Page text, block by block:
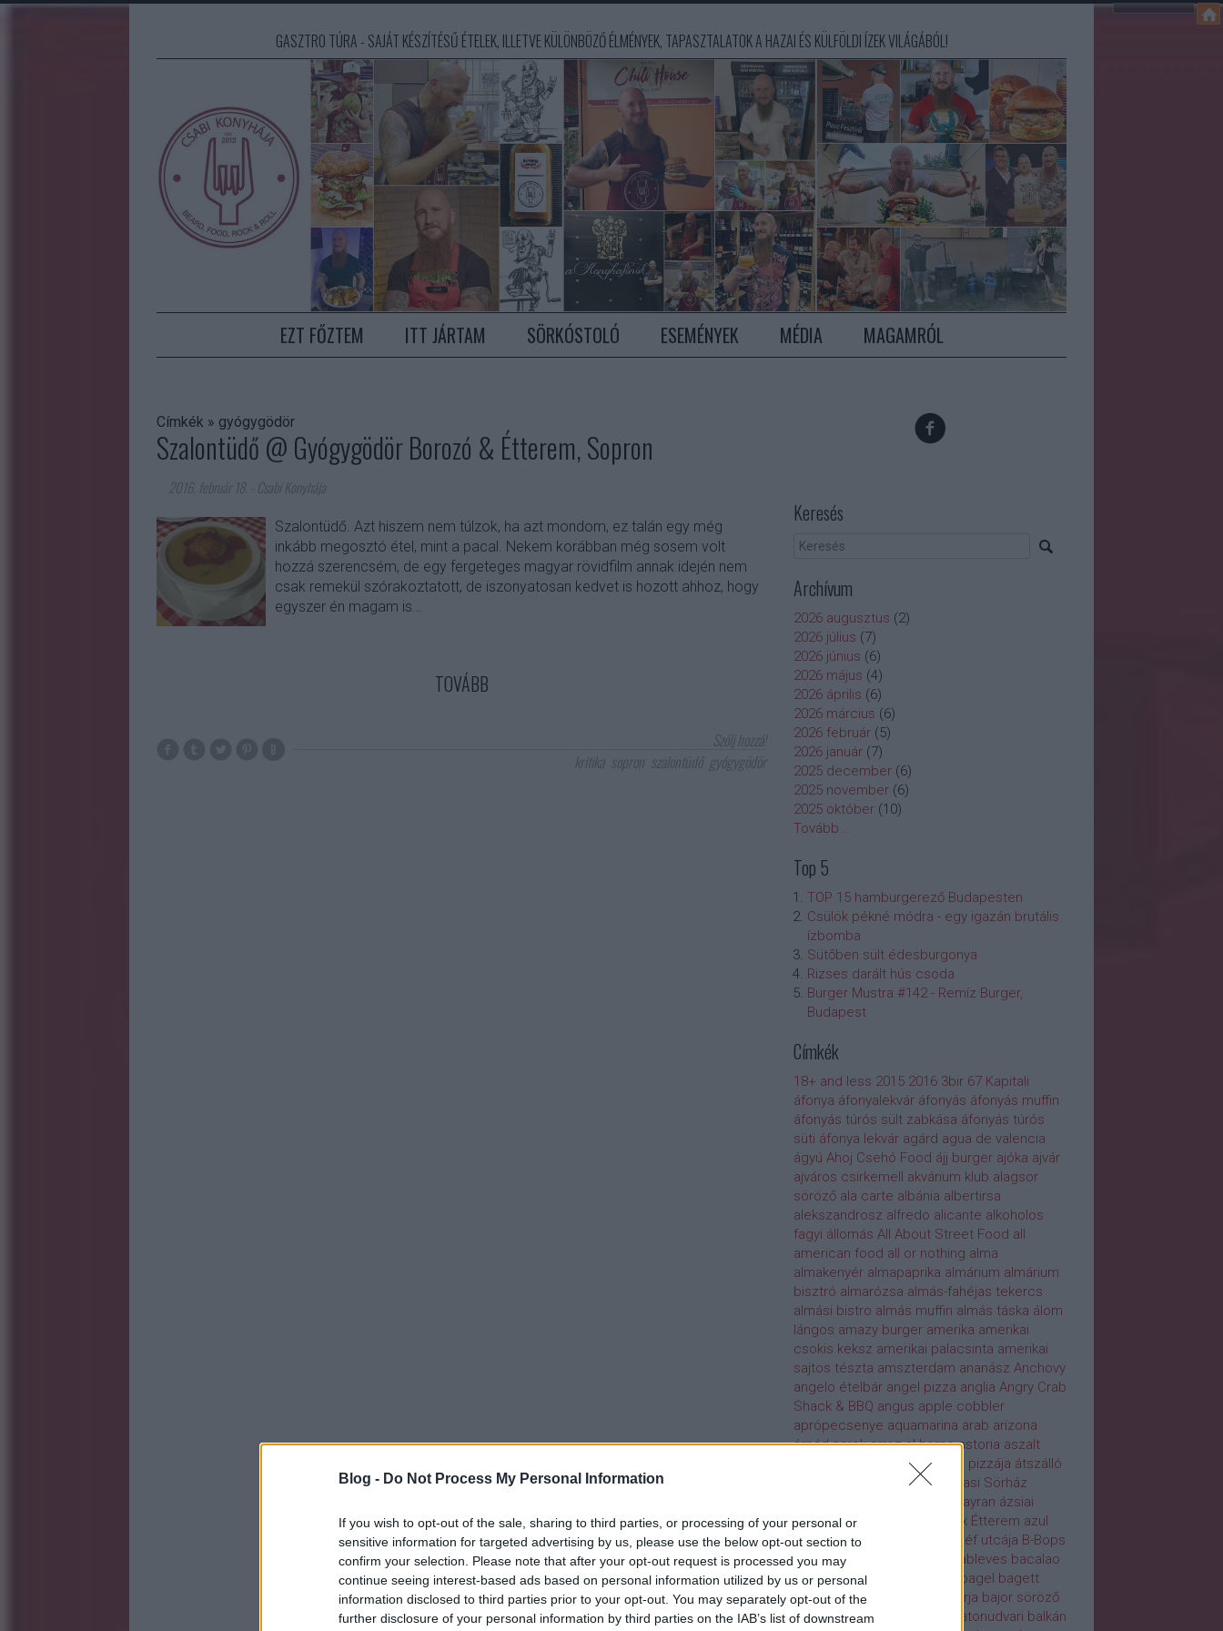
Blog - Do Not Process My Personal Information
If you wish to opt-out of the sale, sharing to third parties, or processing of your personal or
sensitive information for targeted advertising by us, please use the below opt-out section to
confirm your selection. Please note that after your opt-out request is processed you may
continue seeing interest-based ads based on personal information utilized by us or personal
information disclosed to third parties prior to your opt-out. You may separately opt-out of the
further disclosure of your personal information by third parties on the IAB’s list of downstream
GASZTRO TÚRA - SAJÁT KÉSZÍTÉSŰ ÉTELEK, ILLETVE KÜLÖNBÖZŐ ÉLMÉNYEK, TAPASZTALATOK A HAZAI ÉS KÜLFÖLDI ÍZEK VILÁGÁBÓL!
EZT FŐZTEM ITT JÁRTAM SÖRKÓSTOLÓ ESEMÉNYEK MÉDIA MAGAMRÓL
Címkék » gyógygödör
Szalontüdő @ Gyógygödör Borozó & Étterem, Sopron
2016. február 18. Csabi Konyhája
Szalontüdő. Azt hiszem nem túlzok, ha azt mondom, ez talán egy még
inkább megosztó étel, mint a pacal. Nekem korábban még sosem volt
hozzá szerencsém, de egy fergeteges magyar rövidfilm annak idején nem
csak remekül szórakoztatott, de iszonyatosan kedvet is hozott ahhoz, hogy
egyszer én magam is…
TOVÁBB
Szólj hozzá!
kritika sopron szalontüdő gyógygödör
Keresés
Archívum
2026 augusztus (2)
2026 július (7)
2026 június (6)
2026 május (4)
2026 április (6)
2026 március (6)
2026 február (5)
2026 január (7)
2025 december (6)
2025 november (6)
2025 október (10)
Tovább...
Top 5
TOP 15 hamburgerező Budapesten
Csülök pékné módra - egy igazán brutális
ízbomba
Sütőben sült édesburgonya
Rizses darált hús csoda
Burger Mustra #142 - Remíz Burger,
Budapest
Címkék
18+ and less 2015 2016 3bir 67 Kapitali
áfonya áfonyalekvár áfonyás áfonyás muffin
áfonyás túrós sült zabkása áfonyás túrós
süti áfonya lekvár agárd agua de valencia
ágyú Ahoj Csehó Food ájj burger ajóka ajvár
ajváros csirkemell akvárium klub alagsor
söröző ala carte albánia albertirsa
alekszandrosz alfredo alicante alkoholos
fagyi állomás All About Street Food all
american food all or nothing alma
almakenyér almapaprika almárium almárium
bisztró almarózsa almás-fahéjas tekercs
almási bistro almás muffin almás táska álom
lángos amazy burger amerika amerikai
csokis keksz amerikai palacsinta amerikai
sajtos tészta amszterdam ananász Anchovy
angelo ételbár angel pizza anglia Angry Crab
Shack & BBQ angus apple cobbler
aprópecsenye aquamarina arab arizona
árpád sarok arroz al horno astoria aszalt
aszalt vörösáfonya ati pizzája átszálló
ausztria
Avasi Sörház
ayran ázsiai
ázsiai pacal
Azteca Tex-Mex Étterem azul
hotel A Puteca d a Pizza a séf utcája B-Bops
baans kitchen
bableves bacalao
al pil-pil bacon bagel bagett
bajorkáposzta főtt-füstölt tarja bajor söröző
balaton balatonszemes balatonudvari balkán